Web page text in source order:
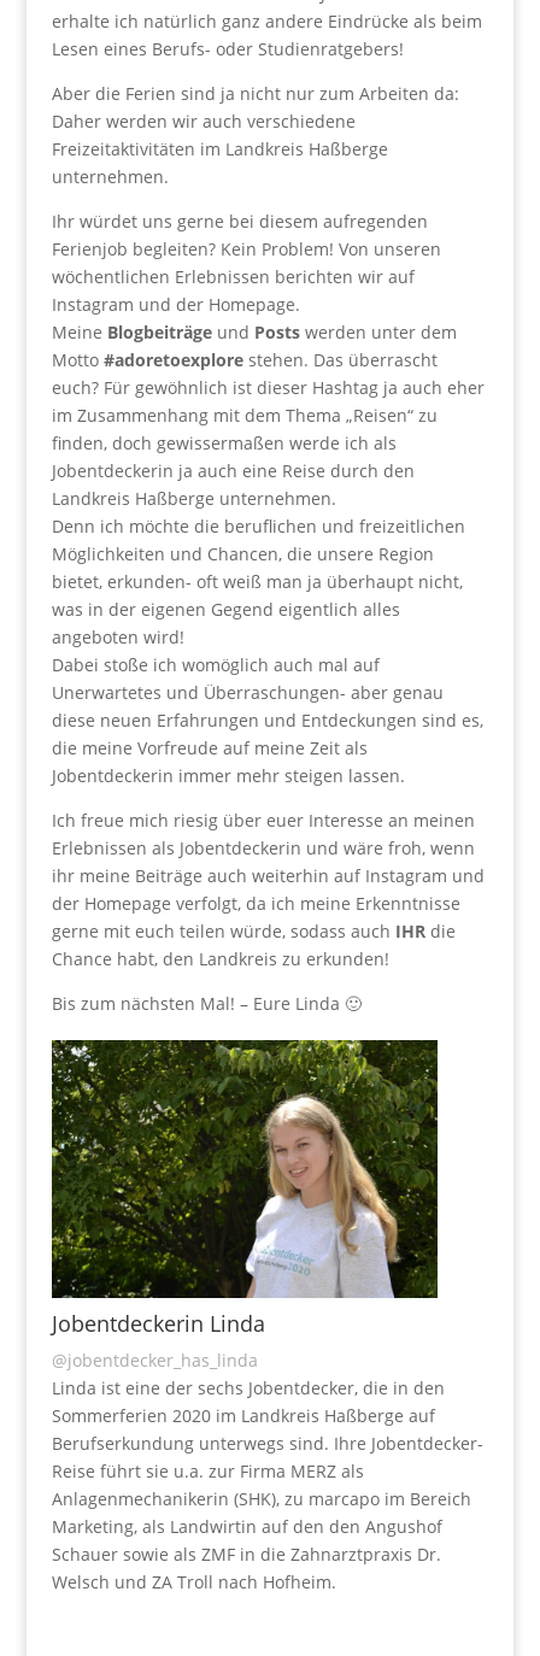
erhalte ich natürlich ganz andere Eindrücke als beim
Lesen eines Berufs- oder Studienratgebers!
Aber die Ferien sind ja nicht nur zum Arbeiten da:
Daher werden wir auch verschiedene
Freizeitaktivitäten im Landkreis Haßberge
unternehmen.
Ihr würdet uns gerne bei diesem aufregenden
Ferienjob begleiten? Kein Problem! Von unseren
wöchentlichen Erlebnissen berichten wir auf
Instagram und der Homepage.
Meine Blogbeiträgeund Postswerden unter dem
Motto #adoretoexplorestehen. Das überrascht
euch? Für gewöhnlich ist dieser Hashtag ja auch eher
im Zusammenhang mit dem Thema „Reisen“ zu
finden, doch gewissermaßen werde ich als
Jobentdeckerin ja auch eine Reise durch den
Landkreis Haßberge unternehmen.
Denn ich möchte die beruflichen und freizeitlichen
Möglichkeiten und Chancen, die unsere Region
bietet, erkunden- oft weiß man ja überhaupt nicht,
was in der eigenen Gegend eigentlich alles
angeboten wird!
Dabei stoße ich womöglich auch mal auf
Unerwartetes und Überraschungen- aber genau
diese neuen Erfahrungen und Entdeckungen sind es,
die meine Vorfreude auf meine Zeit als
Jobentdeckerin immer mehr steigen lassen.
Ich freue mich riesig über euer Interesse an meinen
Erlebnissen als Jobentdeckerin und wäre froh, wenn
ihr meine Beiträge auch weiterhin auf Instagram und
der Homepage verfolgt, da ich meine Erkenntnisse
gerne mit euch teilen würde, sodass auch IHRdie
Chance habt, den Landkreis zu erkunden!
Bis zum nächsten Mal! – Eure Linda 🙂
Jobentdeckerin Linda
@jobentdecker_has_linda
Linda ist eine der sechs Jobentdecker, die in den
Sommerferien 2020 im Landkreis Haßberge auf
Berufserkundung unterwegs sind. Ihre Jobentdecker-
Reise führt sie u.a. zur Firma MERZ als
Anlagenmechanikerin (SHK), zu marcapo im Bereich
Marketing, als Landwirtin auf den den Angushof
Schauer sowie als ZMF in die Zahnarztpraxis Dr.
Welsch und ZA Troll nach Hofheim.